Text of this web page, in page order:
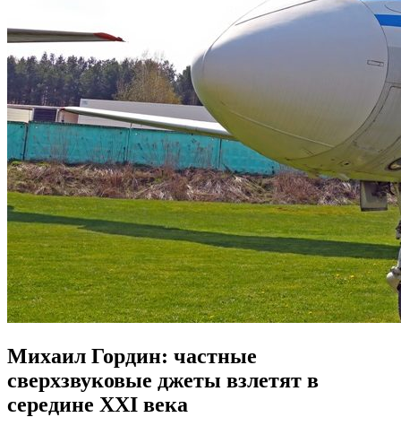
Михаил Гордин: частные
сверхзвуковые джеты взлетят в
середине XXI века